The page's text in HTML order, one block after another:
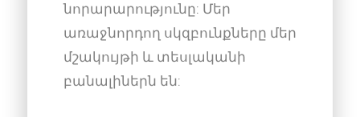
նորարարությունը: Մեր
առաջնորդող սկզբունքները մեր
մշակույթի և տեսլականի
բանալիներն են: